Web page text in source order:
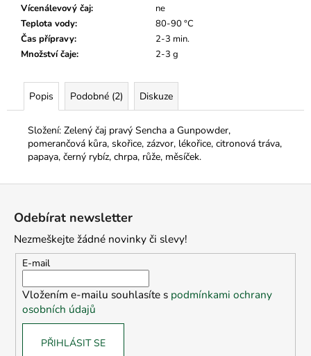
Vícenálevový čaj:
ne
Teplota vody:
80-90 °C
Čas přípravy:
2-3 min.
Množství čaje: 2-3 g
Popis Podobné (2) Diskuze
Složení: Zelený čaj pravý Sencha a Gunpowder,
pomerančová kůra, skořice, zázvor, lékořice, citronová tráva,
papaya, černý rybíz, chrpa, růže, měsíček.
Odebírat newsletter
Nezmeškejte žádné novinky či slevy!
E-mail
Vložením e-mailu souhlasíte s podmínkami ochrany
osobních údajů
PŘIHLÁSIT SE